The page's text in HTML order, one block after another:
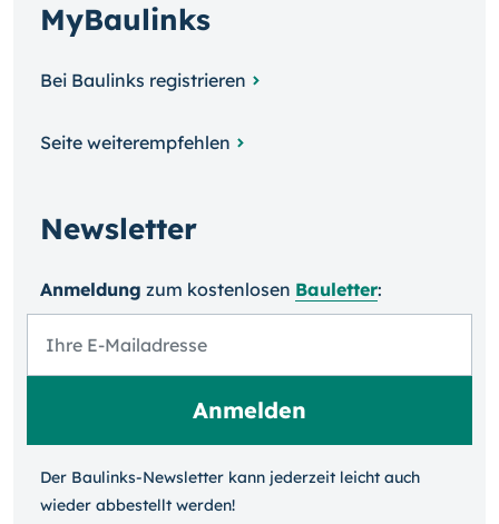
MyBaulinks
Bei Baulinks registrieren
Seite weiterempfehlen
Newsletter
Anmeldung zum kosten­losen Bauletter:
Der Baulinks-Newsletter kann jeder­zeit leicht auch
wieder ab­bestellt werden!